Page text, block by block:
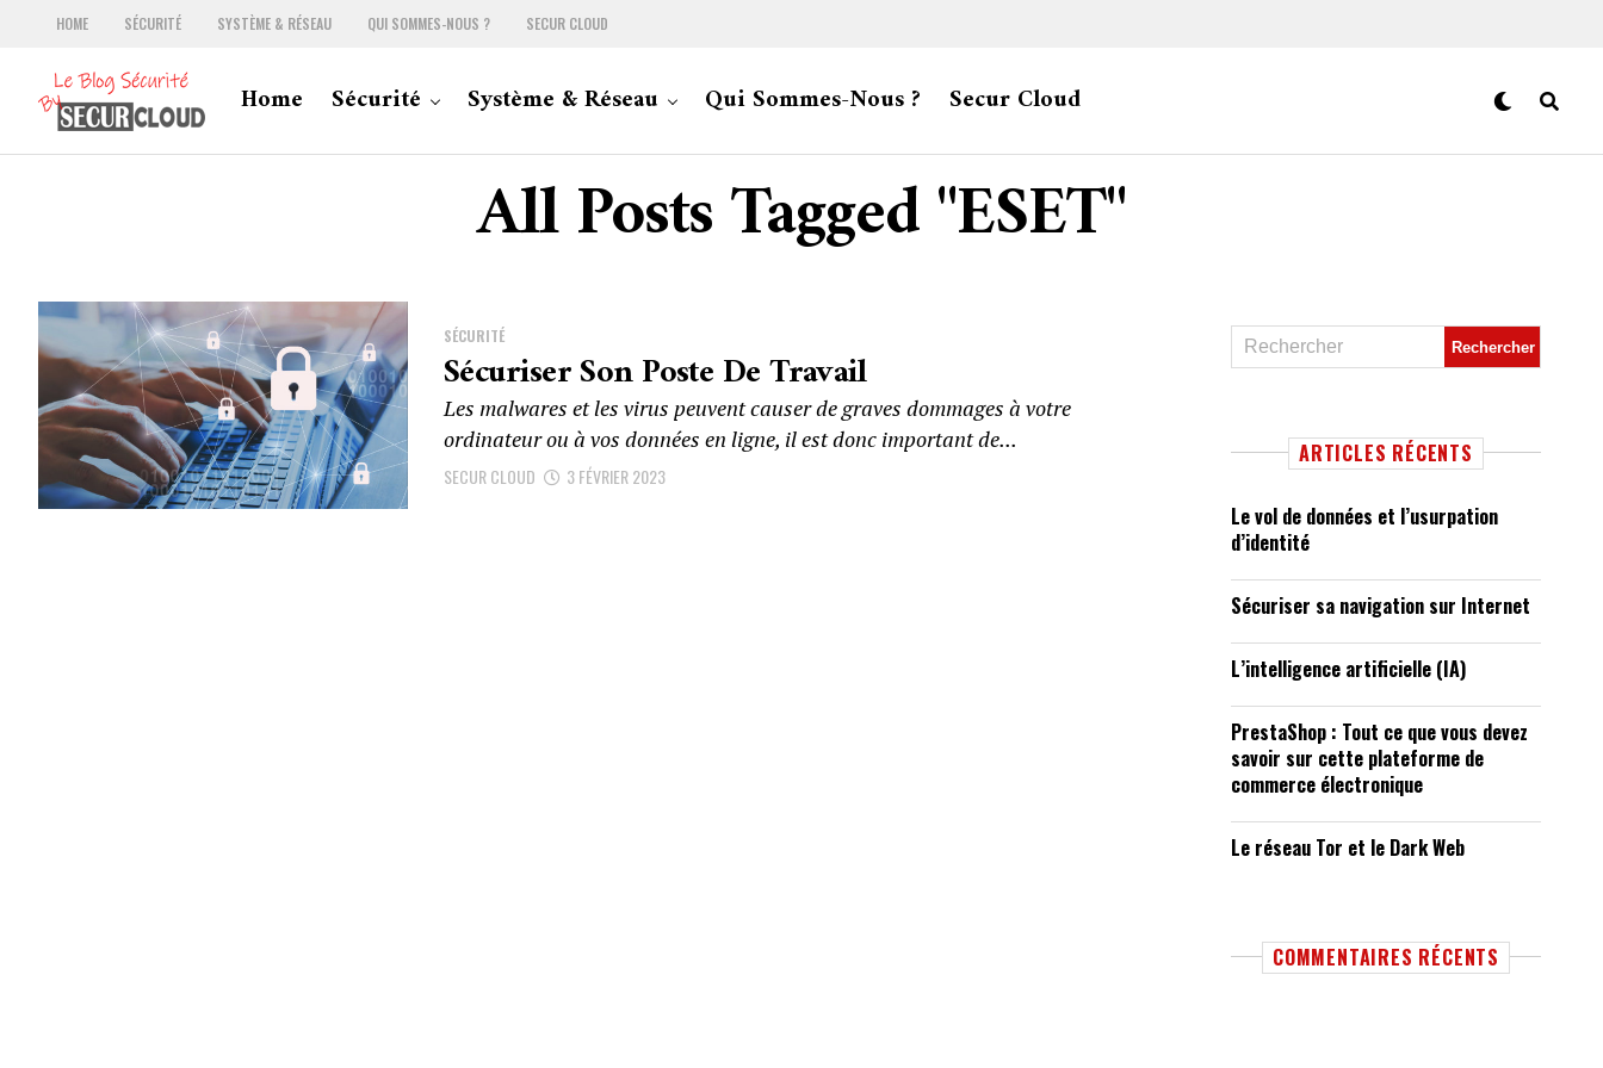
HOME SÉCURITÉ SYSTÈME & RÉSEAU QUI SOMMES-NOUS ? SECUR CLOUD
Home Sécurité Système & Réseau Qui Sommes-Nous ? Secur Cloud
All Posts Tagged "ESET"
SÉCURITÉ
Sécuriser Son Poste De Travail
Les malwares et les virus peuvent causer de graves dommages à votre
ordinateur ou à vos données en ligne, il est donc important de...
SECUR CLOUD 3 FÉVRIER 2023
ARTICLES RÉCENTS
Le vol de données et l’usurpation
d’identité
Sécuriser sa navigation sur Internet
L’intelligence artificielle (IA)
PrestaShop : Tout ce que vous devez
savoir sur cette plateforme de
commerce électronique
Le réseau Tor et le Dark Web
COMMENTAIRES RÉCENTS